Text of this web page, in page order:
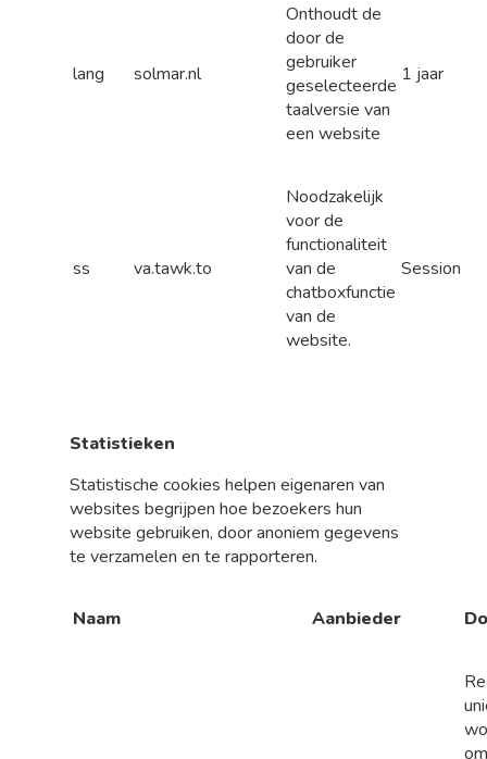
lang solmar.nl
Onthoudt de
door de
gebruiker
geselecteerde
taalversie van
een website
1 jaar
ss va.tawk.to
Noodzakelijk
voor de
functionaliteit
van de
chatboxfunctie
van de
website.
Session
Statistieken
Statistische cookies helpen eigenaren van
websites begrijpen hoe bezoekers hun
website gebruiken, door anoniem gegevens
te verzamelen en te rapporteren.
Naam Aanbieder